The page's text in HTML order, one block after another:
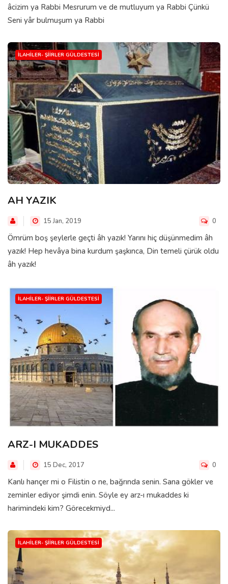
âcizim ya Rabbi Mesrurum ve de mutluyum ya Rabbi Çünkü
Seni yâr bulmuşum ya Rabbi
İLAHILER- ŞIIRLER GÜLDESTESI
AH YAZIK
15 Jan, 2019 0
Ömrüm boş şeylerle geçti âh yazık! Yarını hiç düşünmedim âh
yazık! Hep hevâya bina kurdum şaşkınca, Din temeli çürük oldu
âh yazık!
İLAHILER- ŞIIRLER GÜLDESTESI
ARZ-I MUKADDES
15 Dec, 2017 0
Kanlı hançer mi o Filistin o ne, bağrında senin. Sana gökler ve
zeminler ediyor şimdi enin. Söyle ey arz-ı mukaddes ki
harimindeki kim? Görecekmiyd...
İLAHILER- ŞIIRLER GÜLDESTESI